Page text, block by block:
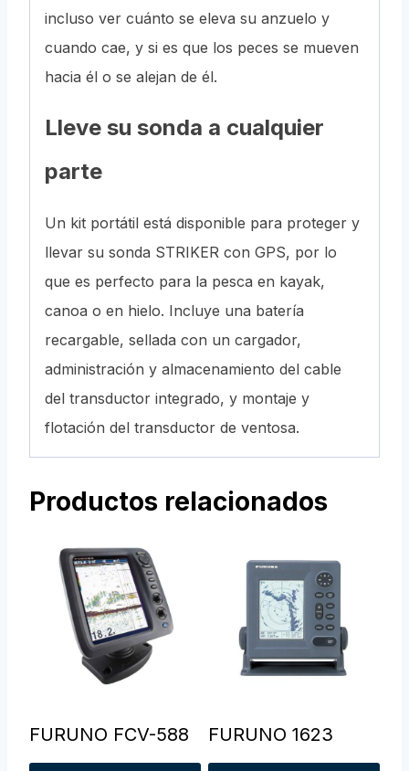
incluso ver cuánto se eleva su anzuelo y
cuando cae, y si es que los peces se mueven
hacia él o se alejan de él.
Lleve su sonda a cualquier
parte
Un kit portátil está disponible para proteger y
llevar su sonda STRIKER con GPS, por lo
que es perfecto para la pesca en kayak,
canoa o en hielo. Incluye una batería
recargable, sellada con un cargador,
administración y almacenamiento del cable
del transductor integrado, y montaje y
flotación del transductor de ventosa.
Productos relacionados
FURUNO FCV-588 FURUNO 1623